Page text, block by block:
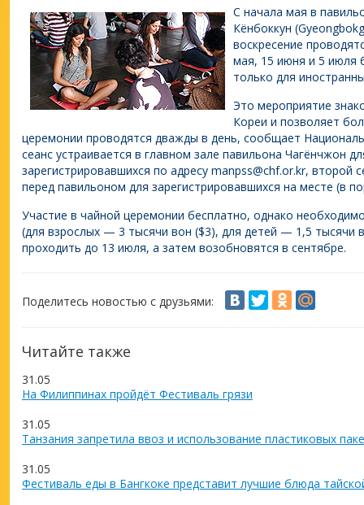
С начала мая в
Кёнбоккун
воскресение
мая, 15 июня и 5 июля
только для
Это мероприятие
Кореи и позволяет
церемонии проводятся дважды в день, сообщает
сеанс устраивается в главном зале павильона Чагёнчжон
зарегистрировавшихся по адресу manpss@chf.or.kr,
перед павильоном для зарегистрировавшихся на месте (в
Участие в чайной церемонии бесплатно, однако
(для взрослых — 3 тысячи вон ($3), для детей — 1,5 тысячи
проходить до 13 июля, а затем возобновятся в сентябре.
Поделитесь новостью с друзьями:
Читайте также
31.05
На Филиппинах пройдёт Фестиваль грязи
31.05
Танзания запретила ввоз и использование пластиковых
31.05
Фестиваль еды в Бангкоке представит лучшие блюда